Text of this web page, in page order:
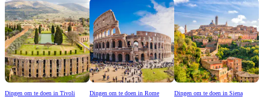
Dingen om te doen in Tivoli Dingen om te doen in Rome Dingen om te doen in Siena